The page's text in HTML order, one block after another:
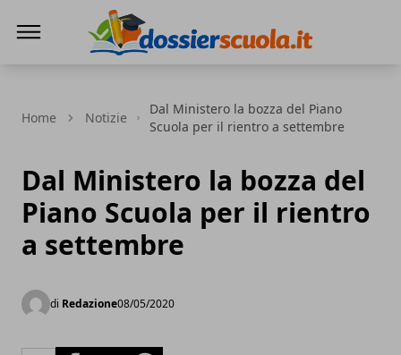
Home Notizie
Dal Ministero la bozza del Piano
Scuola per il rientro a settembre
Dal Ministero la bozza del
Piano Scuola per il rientro
a settembre
di Redazione08/05/2020